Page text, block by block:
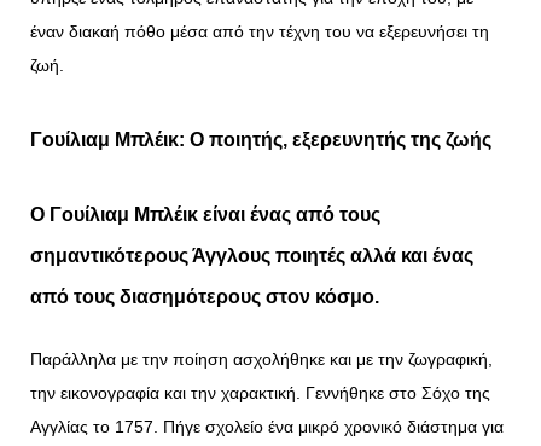
έναν διακαή πόθο μέσα από την τέχνη του να εξερευνήσει τη
ζωή.
Γουίλιαμ Μπλέικ: Ο ποιητής, εξερευνητής της ζωής
Ο Γουίλιαμ Μπλέικ είναι ένας από τους
σημαντικότερους Άγγλους ποιητές αλλά και ένας
από τους διασημότερους στον κόσμο.
Παράλληλα με την ποίηση ασχολήθηκε και με την ζωγραφική,
την εικονογραφία και την χαρακτική. Γεννήθηκε στο Σόχο της
Αγγλίας το 1757. Πήγε σχολείο ένα μικρό χρονικό διάστημα για